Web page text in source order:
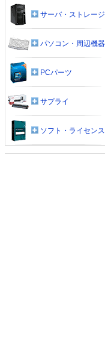
サーバ・ストレージ
パソコン・周辺機器
PCパーツ
サプライ
ソフト・ライセンス